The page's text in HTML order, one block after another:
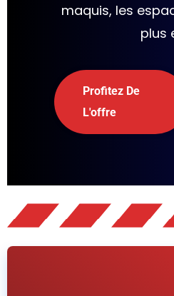
maquis, les
plus
Profitez De
L'offre